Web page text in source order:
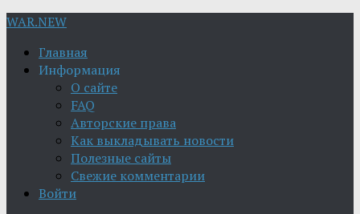
WAR.NEW
Главная
Информация
О сайте
FAQ
Авторские права
Как выкладывать новости
Полезные сайты
Свежие комментарии
Войти